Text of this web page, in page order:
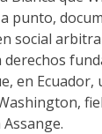
punto,
social
en